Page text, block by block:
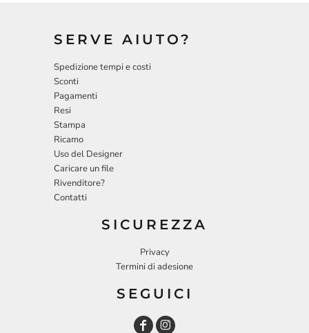
SERVE AIUTO?
Spedizione tempi e costi
Sconti
Pagamenti
Resi
Stampa
Ricamo
Uso del Designer
Caricare un file
Rivenditore?
Contatti
SICUREZZA
Privacy
Termini di adesione
SEGUICI